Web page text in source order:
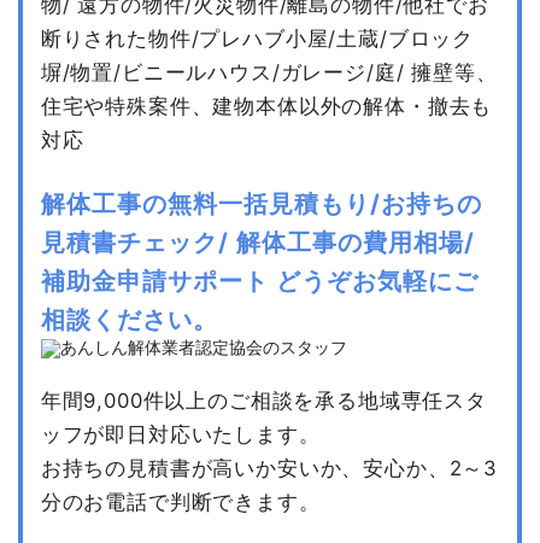
断りされた物件/プレハブ小屋/土蔵/ブロック
塀/物置/ビニールハウス/ガレージ/庭/ 擁壁等、
住宅や特殊案件、建物本体以外の解体・撤去も
対応
解体工事の無料一括見積もり/お持ちの
見積書チェック/ 解体工事の費用相場/
補助金申請サポート どうぞお気軽にご
相談ください。
年間9,000件以上のご相談を承る地域専任スタ
ッフが即日対応いたします。
お持ちの見積書が高いか安いか、安心か、2～3
分のお電話で判断できます。